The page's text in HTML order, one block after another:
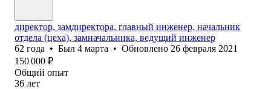
директор, замдиректора, главный инженер, начальник
отдела (цеха), замначальника, ведущий инженер
62 года • Был 4 марта • Обновлено 26 февраля 2021
150 000 ₽
Общий опыт
36 лет